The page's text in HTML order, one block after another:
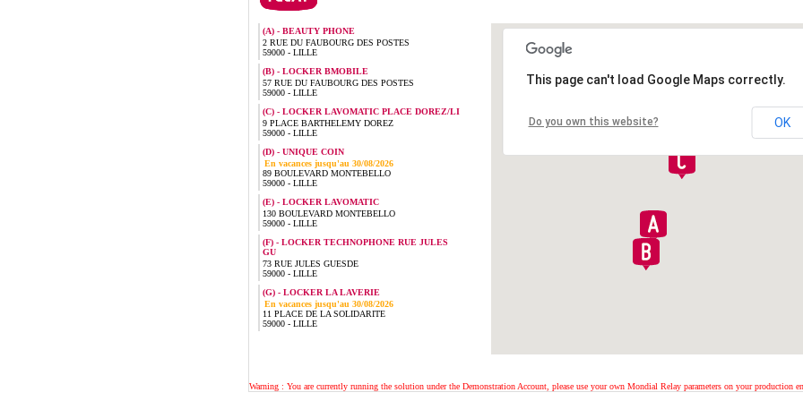
This page can't load Google Maps correctly.
Do you own this website? OK
(A) - BEAUTY PHONE
2 RUE DU FAUBOURG DES POSTES
59000 - LILLE
(B) - LOCKER BMOBILE
57 RUE DU FAUBOURG DES POSTES
59000 - LILLE
(C) - LOCKER LAVOMATIC PLACE DOREZ/LI
9 PLACE BARTHELEMY DOREZ
59000 - LILLE
(D) - UNIQUE COIN
En vacances jusqu'au 30/08/2026
89 BOULEVARD MONTEBELLO
59000 - LILLE
(E) - LOCKER LAVOMATIC
130 BOULEVARD MONTEBELLO
59000 - LILLE
(F) - LOCKER TECHNOPHONE RUE JULES
GU
73 RUE JULES GUESDE
59000 - LILLE
(G) - LOCKER LA LAVERIE
En vacances jusqu'au 30/08/2026
11 PLACE DE LA SOLIDARITE
59000 - LILLE
Warning : You are currently running the solution under the Demonstration Account, please use your own Mondial Relay parameters on your production